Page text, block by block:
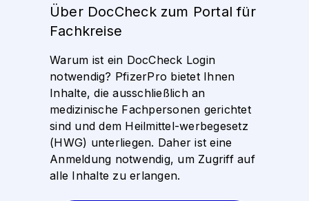
Über DocCheck zum Portal für
Fachkreise
Warum ist ein DocCheck Login
notwendig? PfizerPro bietet Ihnen
Inhalte, die ausschließlich an
medizinische Fachpersonen gerichtet
sind und dem Heilmittel-werbegesetz
(HWG) unterliegen. Daher ist eine
Anmeldung notwendig, um Zugriff auf
alle Inhalte zu erlangen.